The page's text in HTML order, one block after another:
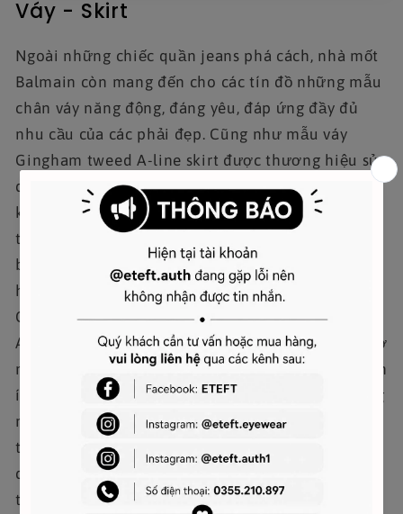
Váy - Skirt
Ngoài những chiếc quần jeans phá cách, nhà mốt
Balmain còn mang đến cho các tín đồ những mẫu
chân váy năng động, đáng yêu, đáp ứng đầy đủ
nhu cầu của các phải đẹp. Cũng như mẫu váy
Gingham tweed A-line skirt được thương hiệu sử
dụng các loại vải cao cấp để làm nên sản phẩm,
khiến cho mẫu váy này không chỉ đảm bảo sự
thoải mái mà còn tạo nên sự bền bỉ và độ bóng
bẩy cho mình. Thiết kế này thể hiện sự kết hợp
hoàn hảo giữa vẻ đẹp truyền thống của họa tiết
Gingham tweed và sự hiện đại của kiểu dáng váy
A-line. Với 8 túi bao gồm 4 túi lớn kèm 2 túi nhỏ ở
mặt trước và 2 túi ở mặt sau, giúp váy trở nên tiện
ích hơn bao giờ hết. Điểm nhấn đặc biệt là những
nút “Signature Lion” mạ vàng trên các túi phía
trước, tạo một nét lịch lãm và sang trọng. Việc sử
dụng nút “Signature Lion” mạ vàng và móc kín ẩn
trên phần cài tạo điểm ấn tượng về phần sang